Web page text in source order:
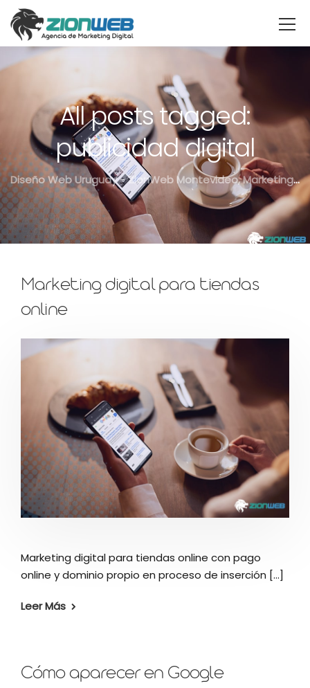
All posts tagged:
publicidad digital
Diseño Web Uruguay - ZionWeb Montevideo, Marketing Digital, SEO
Marketing digital para tiendas
online
Marketing digital para tiendas online con pago
online y dominio propio en proceso de inserción [...]
Leer Más
Cómo aparecer en Google